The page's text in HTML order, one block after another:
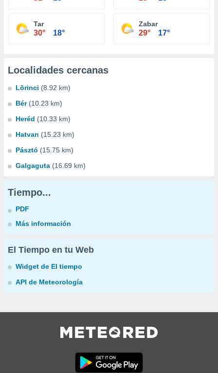
Tar
30° 18°
Zabar
29° 17°
Localidades cercanas
Lõrinci (8.92 km)
Bér (10.23 km)
Heréd (10.33 km)
Hatvan (15.23 km)
Pásztó (15.75 km)
Galgaguta (16.69 km)
Tiempo...
PDF
Más información
El Tiempo en tu Web
Widget de El tiempo
API de Meteorología